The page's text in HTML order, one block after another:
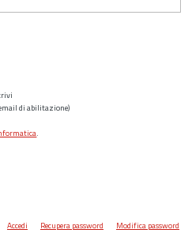
di abilitazione)
.
Accedi Recupera password Modifica password